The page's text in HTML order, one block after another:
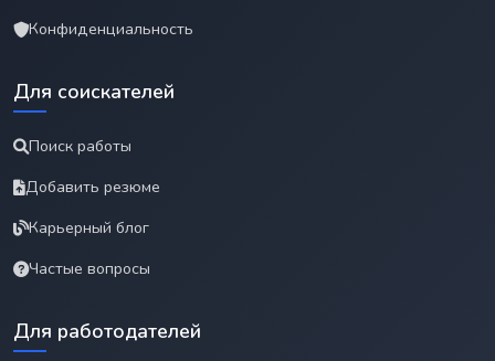
Конфиденциальность
Для соискателей
Поиск работы
Добавить резюме
Карьерный блог
Частые вопросы
Для работодателей